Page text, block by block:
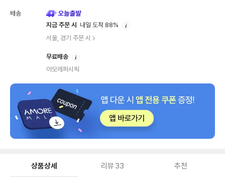
배송
지금 주문 시
내일 도착 88%
서울, 경기 주문 시
무료배송
아모레퍼시픽
상품상세 리뷰 33 추천